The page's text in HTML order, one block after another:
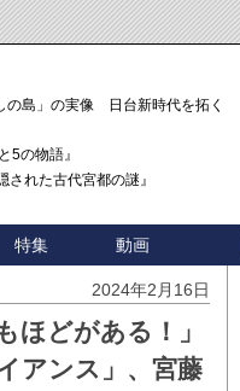
の島」の実像 日台新時代を拓く「3
の物語』
れた古代宮都の謎』
特集 動画
2024年2月16日
ほどがある！」
アンス」、宮藤